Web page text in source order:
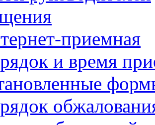
приемная
и время